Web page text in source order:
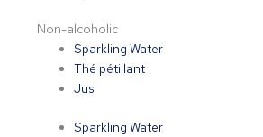
Non-alcoholic
Sparkling Water
Thé pétillant
Jus
Sparkling Water